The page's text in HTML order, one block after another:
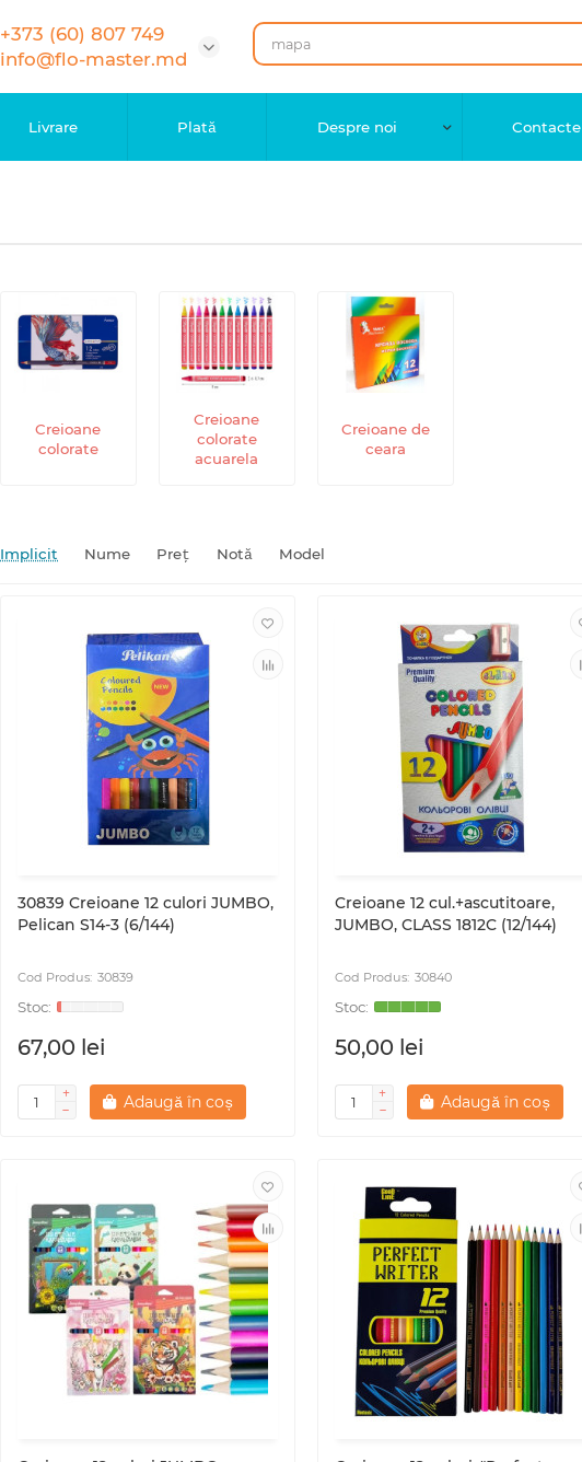
+373 (60) 807 749
info@flo-master.md
Livrare Plată Despre noi Contacte
Creioane
colorate
Creioane
colorate
acuarela
Creioane de
ceara
Implicit Nume Preţ Notă Model
30839 Creioane 12 culori JUMBO,
Pelican S14-3 (6/144)
30839
67,00 lei
Adaugă în coș
Creioane 12 cul.+ascutitoare,
JUMBO, CLASS 1812C (12/144)
30840
50,00 lei
Adaugă în coș